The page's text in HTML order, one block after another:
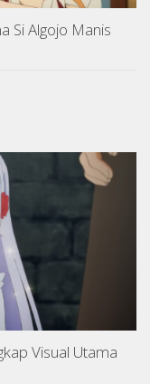
Si Algojo Manis
Visual Utama